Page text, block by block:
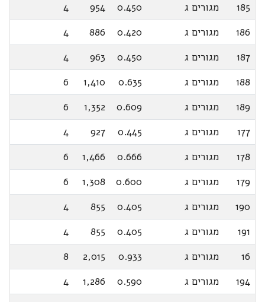
185
מגורים ג 0.450
954
4
186
מגורים ג 0.420
886
4
187
מגורים ג 0.450
963
4
188
מגורים ג 0.635
1,410
6
189
מגורים ג 0.609
1,352
6
177
מגורים ג 0.445
927
4
178
מגורים ג 0.666
1,466
6
179
מגורים ג 0.600
1,308
6
190
מגורים ג 0.405
855
4
191
מגורים ג 0.405
855
4
16
מגורים ג 0.933
2,015
8
194
מגורים ג 0.590
1,286
4